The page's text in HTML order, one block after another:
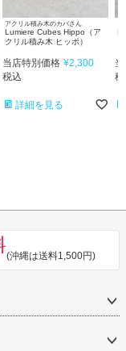
アクリル積み木のカバさん
Lumiere Cubes Hippo（ア
クリル積み木 ヒッポ）
当店特別価格 ¥2,300
税込
詳細を見る
税
(沖縄は送料1,500円)